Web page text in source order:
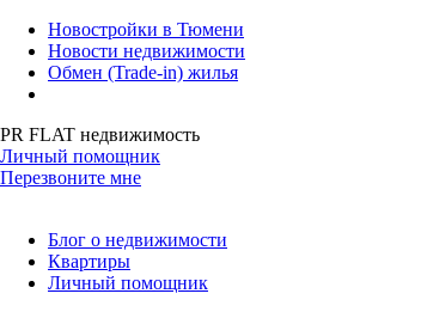
Новостройки в Тюмени
Новости недвижимости
Обмен (Trade-in) жилья
PR FLAT недвижимость
Личный помощник
Перезвоните мне
Блог о недвижимости
Квартиры
Личный помощник